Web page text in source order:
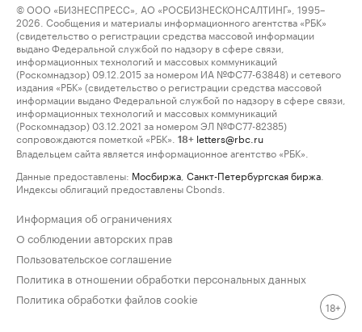
© ООО «БИЗНЕСПРЕСС», АО «РОСБИЗНЕСКОНСАЛТИНГ», 1995–
2026. Сообщения и материалы информационного агентства «РБК»
(свидетельство о регистрации средства массовой информации
выдано Федеральной службой по надзору в сфере связи,
информационных технологий и массовых коммуникаций
(Роскомнадзор) 09.12.2015 за номером ИА №ФС77-63848) и сетевого
издания «РБК» (свидетельство о регистрации средства массовой
информации выдано Федеральной службой по надзору в сфере связи,
информационных технологий и массовых коммуникаций
(Роскомнадзор) 03.12.2021 за номером ЭЛ №ФС77-82385)
сопровождаются пометкой «РБК».
18+ letters@rbc.ru
Владельцем сайта является информационное агентство «РБК».
Данные предоставлены: Мосбиржа Санкт-Петербургская биржа
Индексы облигаций предоставлены Cbonds.
Информация об ограничениях
О соблюдении авторских прав
Пользовательское соглашение
Политика в отношении обработки персональных данных
Политика обработки файлов cookie
18+